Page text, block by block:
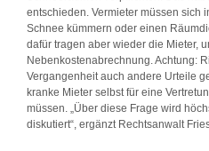
entschieden. Vermieter müssen sich
Schnee kümmern oder einen
dafür tragen aber wieder die Mieter,
Nebenkostenabrechnung. Achtung:
Vergangenheit auch andere Urteile
kranke Mieter selbst für eine
müssen. „Über diese Frage wird
diskutiert“, ergänzt Rechtsanwalt